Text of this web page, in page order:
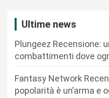
Ultime news
Plungeez Recensione:
combattimenti dove
Fantasy Network
popolarità è un’arma e